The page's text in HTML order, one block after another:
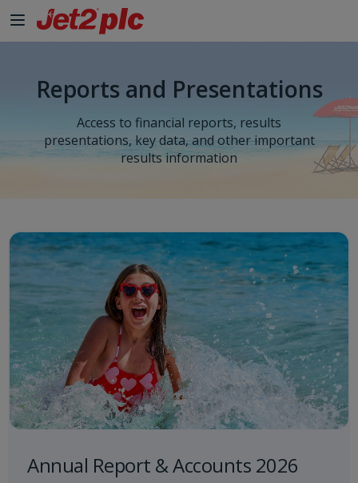
Reports and Presentations
Access to financial reports, results
presentations, key data, and other important
results information
Annual Report & Accounts 2026